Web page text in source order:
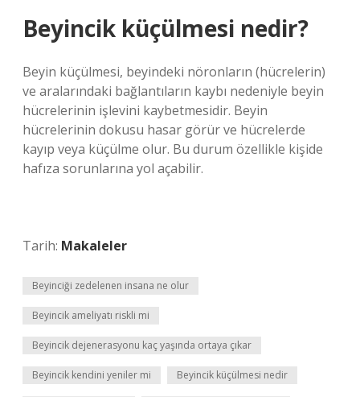
Beyincik küçülmesi nedir?
Beyin küçülmesi, beyindeki nöronların (hücrelerin)
ve aralarındaki bağlantıların kaybı nedeniyle beyin
hücrelerinin işlevini kaybetmesidir. Beyin
hücrelerinin dokusu hasar görür ve hücrelerde
kayıp veya küçülme olur. Bu durum özellikle kişide
hafıza sorunlarına yol açabilir.
Tarih: Makaleler
Beyinciği zedelenen insana ne olur
Beyincik ameliyatı riskli mi
Beyincik dejenerasyonu kaç yaşında ortaya çıkar
Beyincik kendini yeniler mi Beyincik küçülmesi nedir